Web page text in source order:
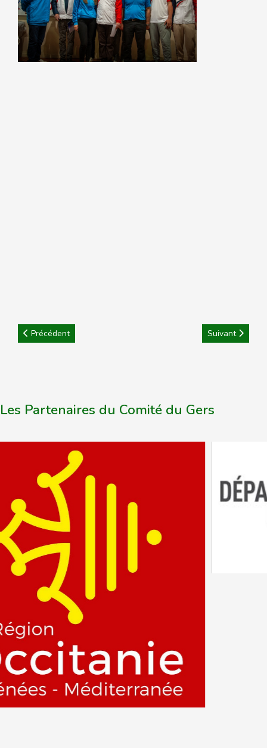
Article précédent : Championnat de France JEUNES : le Comité
Précédent Article suivant
Suivant
Les Partenaires du Comité du Gers